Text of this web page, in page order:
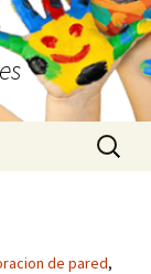
Buscar:
de pared,